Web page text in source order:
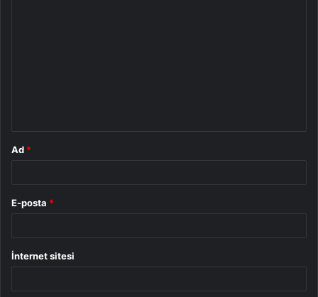
Ad *
E-posta *
İnternet sitesi